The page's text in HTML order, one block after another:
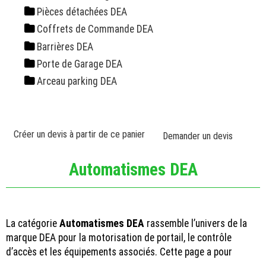
Pièces détachées DEA
Coffrets de Commande DEA
Barrières DEA
Porte de Garage DEA
Arceau parking DEA
Créer un devis à partir de ce panier Demander un devis
Automatismes DEA
La catégorie Automatismes DEA rassemble l’univers de la
marque DEA pour la motorisation de portail, le contrôle
d’accès et les équipements associés. Cette page a pour